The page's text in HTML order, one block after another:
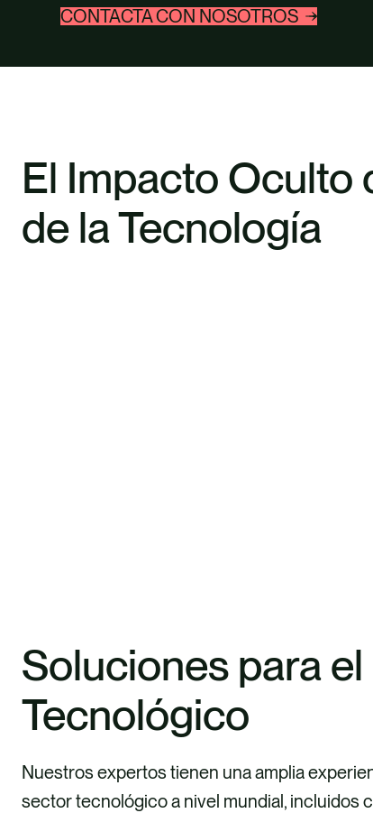
CONTACTA CON NOSOTROS
El Impacto Oculto
de la Tecnología
Soluciones para
Tecnológico
Nuestros expertos tienen una amplia
sector tecnológico a nivel mundial, incluidos